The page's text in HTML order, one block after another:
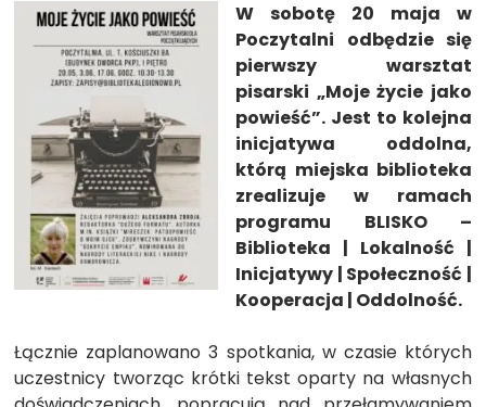
W sobotę 20 maja w
Poczytalni odbędzie się
pierwszy warsztat
pisarski „Moje życie jako
powieść”. Jest to kolejna
inicjatywa oddolna,
którą miejska biblioteka
zrealizuje w ramach
programu BLISKO –
Biblioteka | Lokalność |
Inicjatywy | Społeczność |
Kooperacja | Oddolność.
Łącznie zaplanowano 3 spotkania, w czasie których
uczestnicy tworząc krótki tekst oparty na własnych